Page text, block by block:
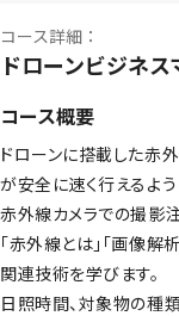
コース詳細：
ドローンビジネ
コース概要
ドローンに搭載した赤
が安全に速く行えるよう
赤外線カメラでの撮影
「赤外線とは」「画像
関連技術を学びます。
日照時間、対象物の種